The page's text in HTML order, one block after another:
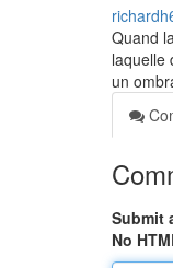
Quand
laquelle
un
Submit
No